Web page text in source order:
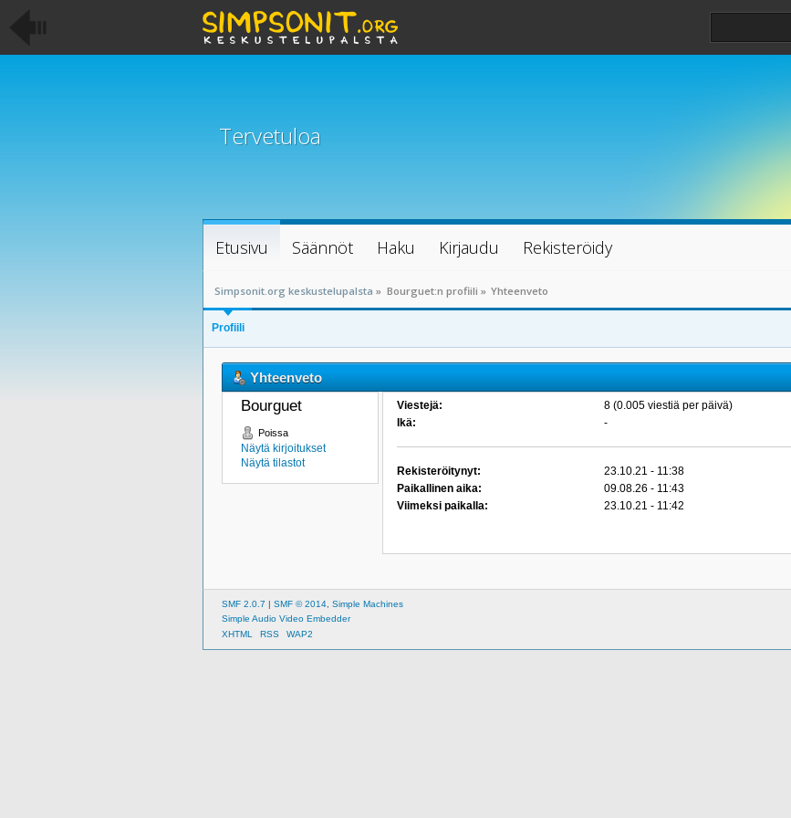
Tervetuloa
Etusivu Säännöt Haku Kirjaudu Rekisteröidy
Simpsonit.org keskustelupalsta » Bourguet:n profiili » Yhteenveto
Profiili
Yhteenveto
Bourguet
Poissa
Näytä kirjoitukset
Näytä tilastot
Viestejä:
8 (0.005 viestiä per päivä)
Ikä:
-
Rekisteröitynyt:
23.10.21 - 11:38
Paikallinen aika:
09.08.26 - 11:43
Viimeksi paikalla:
23.10.21 - 11:42
SMF 2.0.7 | SMF © 2014 Simple Machines
Simple Audio Video Embedder
XHTML
RSS WAP2